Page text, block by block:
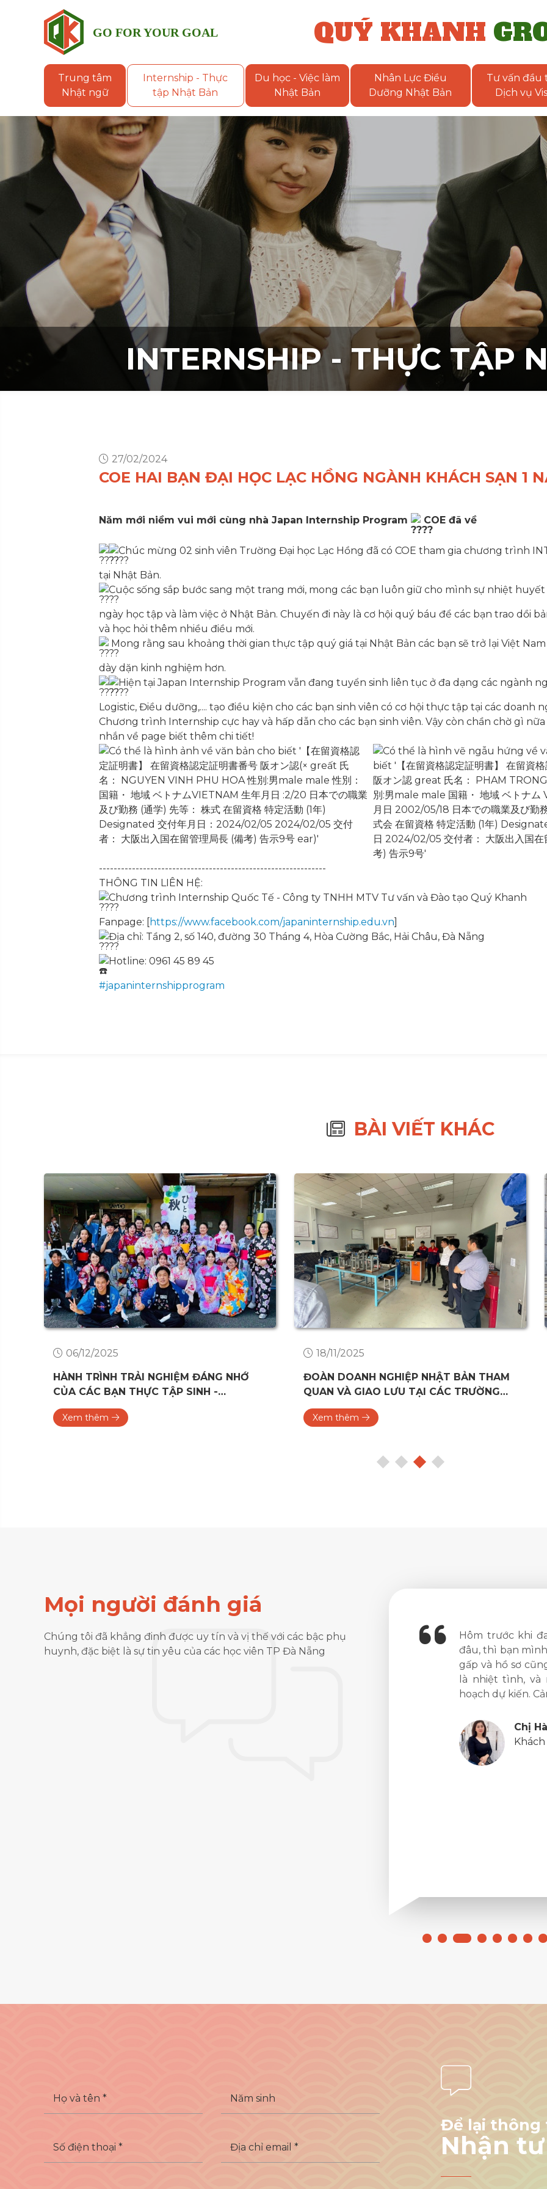
QUÝ
KHANH
GROUP
GO FOR YOUR GOAL QUÝ KHANH
Trung tâm
Nhật ngữ
Internship - Thực
tập Nhật Bản
Du học - Việc làm
Nhật Bản
Nhân Lực Điều
Dưỡng Nhật Bản
Tư vấn đầu
Dịch vụ
INTERNSHIP - THỰC TẬP
27/02/2024
COE HAI BẠN ĐẠI HỌC LẠC HỒNG NGÀNH KHÁCH SẠN 1
Năm mới niềm vui mới cùng nhà Japan Internship Program COE đã về
Chúc mừng 02 sinh viên Trường Đại học Lạc Hồng đã có COE tham gia chương trình
tại Nhật Bản.
Cuộc sống sắp bước sang một trang mới, mong các bạn luôn giữ cho mình sự nhiệt
ngày học tập và làm việc ở Nhật Bản. Chuyến đi này là cơ hội quý báu để các bạn trao dồi
và học hỏi thêm nhiều điều mới.
Mong rằng sau khoảng thời gian thực tập quý giá tại Nhật Bản các bạn sẽ trở lại Việt
dày dặn kinh nghiệm hơn.
Hiện tại Japan Internship Program vẫn đang tuyển sinh liên tục ở đa dạng các ngành
Logistic, Điều dưỡng,.... tạo điều kiện cho các bạn sinh viên có cơ hội thực tập tại các doanh
Chương trình Internship cực hay và hấp dẫn cho các bạn sinh viên. Vậy còn chần chờ gì
nhắn về page biết thêm chi tiết!
--------------------------------------------------------------
THÔNG TIN LIÊN HỆ:
Chương trình Internship Quốc Tế - Công ty TNHH MTV Tư vấn và Đào tạo Quý Khanh
Fanpage: [https://www.facebook.com/japaninternship.edu.vn]
Địa chỉ: Tầng 2, số 140, đường 30 Tháng 4, Hòa Cường Bắc, Hải Châu, Đà Nẵng
Hotline: 0961 45 89 45
#japaninternshipprogram
BÀI VIẾT KHÁC
18/11/2025
ĐOÀN DOANH NGHIỆP NHẬT BẢN THAM
QUAN VÀ GIAO LƯU TẠI CÁC TRƯỜNG
ĐẠI HỌC Ở ĐÀ NẴNG
Xem thêm
17/11/2025
TRƯỜNG ĐẠI HỌC NGOẠI NGỮ – ĐẠI HỌC
HUẾ CÔNG TÁC TẠI NHẬT BẢN
Xem thêm
Mọi người đánh giá
Chúng tôi đã khẳng đinh được uy tín và vị thế với các bậc phụ
huynh, đặc biệt là sự tin yêu của các học viên TP Đà Nẵng
được hỗ trợ học
mình được hỗ trợ
Hôm trước khi đang băn khoăn nên làm hồ sơ xin visa ở
đâu, thì bạn mình giới thiệu QK Group. Dù mình đang cần
Mình đang
JapanHub. Tuỳ
thấy khó khăn gì
Vì đến với
giảng của quý
là sự tận tâm và
và cả thầy cô
tiếp. Chỉ trong
tốt kì thi. Cảm
Để lại thông
Nhận